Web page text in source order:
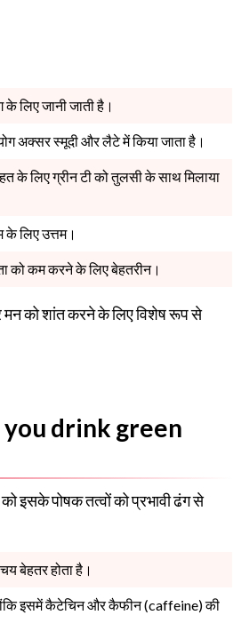
लिए जानी जाती है।
अक्सर स्मूदी और लैटे में किया जाता है।
के लिए ग्रीन टी को तुलसी के साथ मिलाया
लिए उत्तम।
को कम करने के लिए बेहतरीन।
मन को शांत करने के लिए विशेष रूप से
you drink green
इसके पोषक तत्वों को प्रभावी ढंग से
बेहतर होता है।
इसमें कैटेचिन और कैफीन (caffeine) की